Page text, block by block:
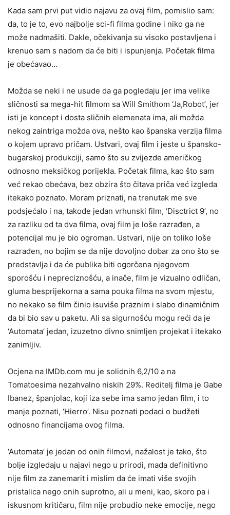
Kada sam prvi put vidio najavu za ovaj film, pomislio sam:
da, to je to, evo najbolje sci-fi filma godine i niko ga ne
može nadmašiti. Dakle, očekivanja su visoko postavljena i
krenuo sam s nadom da će biti i ispunjenja. Početak filma
je obećavao…
Možda se neki i ne usude da ga pogledaju jer ima velike
sličnosti sa mega-hit filmom sa Will Smithom ‘Ja,Robot’, jer
isti je koncept i dosta sličnih elemenata ima, ali možda
nekog zaintriga možda ova, nešto kao španska verzija filma
o kojem upravo pričam. Ustvari, ovaj film i jeste u špansko-
bugarskoj produkciji, samo što su zvijezde američkog
odnosno meksičkog porijekla. Početak filma, kao što sam
već rekao obećava, bez obzira što čitava priča već izgleda
itekako poznato. Moram priznati, na trenutak me sve
podsjećalo i na, takođe jedan vrhunski film, ‘Disctrict 9’, no
za razliku od ta dva filma, ovaj film je loše razrađen, a
potencijal mu je bio ogroman. Ustvari, nije on toliko loše
razrađen, no bojim se da nije dovoljno dobar za ono što se
predstavlja i da će publika biti ogorčena njegovom
sporošću i nepreciznošću, a inače, film je vizualno odličan,
gluma besprijekorna a sama pouka filma na svom mjestu,
no nekako se film činio isuviše praznim i slabo dinamičnim
da bi bio sav u paketu. Ali sa sigurnošću mogu reći da je
‘Automata’ jedan, izuzetno divno snimljen projekat i itekako
zanimljiv.
Ocjena na IMDb.com mu je solidnih 6,2/10 a na
Tomatoesima nezahvalno niskih 29%. Reditelj filma je Gabe
Ibanez, španjolac, koji iza sebe ima samo jedan film, i to
manje poznati, ‘Hierro’. Nisu poznati podaci o budžeti
odnosno financijama ovog filma.
‘Automata’ je jedan od onih filmovi, nažalost je tako, što
bolje izgledaju u najavi nego u prirodi, mada definitivno
nije film za zanemarit i mislim da će imati više svojih
pristalica nego onih suprotno, ali u meni, kao, skoro pa i
iskusnom kritičaru, film nije probudio neke emocije, nego